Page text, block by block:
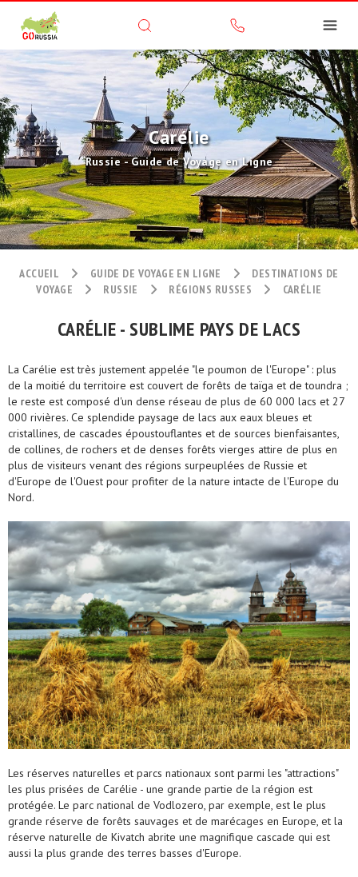
Carélie
Russie - Guide de Voyage en Ligne
ACCUEIL GUIDE DE VOYAGE EN LIGNE
DESTINATIONS DE
VOYAGE
RUSSIE RÉGIONS RUSSES CARÉLIE
CARÉLIE - SUBLIME PAYS DE LACS
La Carélie est très justement appelée "le poumon de l'Europe" : plus
de la moitié du territoire est couvert de forêts de taïga et de toundra ;
le reste est composé d'un dense réseau de plus de 60 000 lacs et 27
000 rivières. Ce splendide paysage de lacs aux eaux bleues et
cristallines, de cascades époustouflantes et de sources bienfaisantes,
de collines, de rochers et de denses forêts vierges attire de plus en
plus de visiteurs venant des régions surpeuplées de Russie et
d'Europe de l'Ouest pour profiter de la nature intacte de l'Europe du
Nord.
Les réserves naturelles et parcs nationaux sont parmi les "attractions"
les plus prisées de Carélie - une grande partie de la région est
protégée. Le parc national de Vodlozero, par exemple, est le plus
grande réserve de forêts sauvages et de marécages en Europe, et la
réserve naturelle de Kivatch abrite une magnifique cascade qui est
aussi la plus grande des terres basses d'Europe.